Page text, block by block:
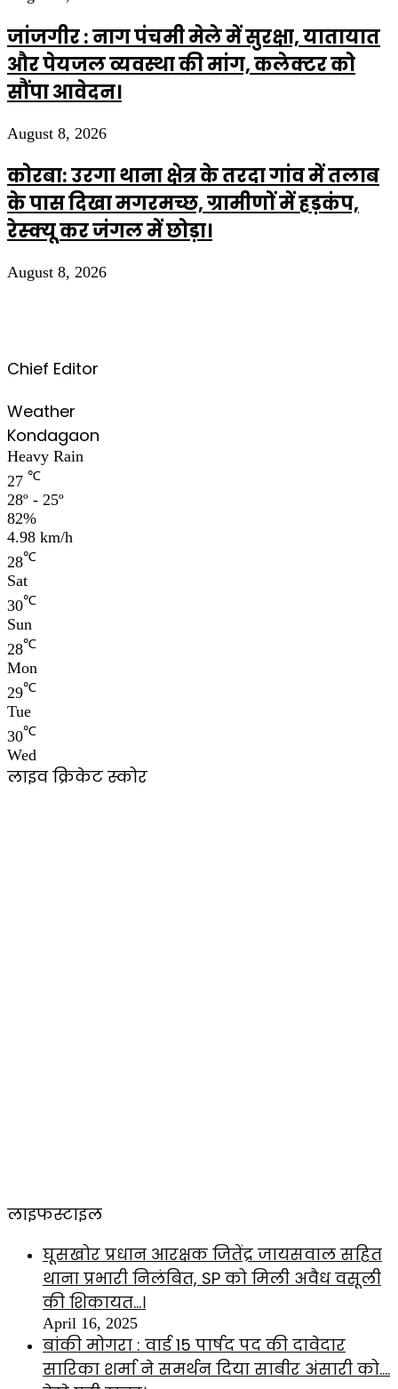
जांजगीर : नाग पंचमी मेले में सुरक्षा, यातायात
और पेयजल व्यवस्था की मांग, कलेक्टर को
सौंपा आवेदन।
August 8, 2026
कोरबा: उरगा थाना क्षेत्र के तरदा गांव में तलाब
के पास दिखा मगरमच्छ, ग्रामीणों में हड़कंप,
रेस्क्यू कर जंगल में छोड़ा।
August 8, 2026
Chief Editor
Weather
Kondagaon
Heavy Rain
27 ℃
28º - 25º
82%
4.98 km/h
28℃
Sat
30℃
Sun
28℃
Mon
29℃
Tue
30℃
Wed
लाइव क्रिकेट स्कोर
लाइफस्टाइल
घूसखोर प्रधान आरक्षक जितेंद्र जायसवाल सहित
थाना प्रभारी निलंबित, SP को मिली अवैध वसूली
की शिकायत…।
April 16, 2025
बांकी मोगरा : वार्ड 15 पार्षद पद की दावेदार
सारिका शर्मा ने समर्थन दिया साबीर अंसारी को….